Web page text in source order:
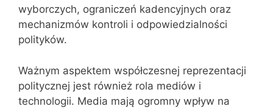
wyborczych, ograniczeń kadencyjnych oraz
mechanizmów kontroli i odpowiedzialności
polityków.
Ważnym aspektem współczesnej reprezentacji
politycznej jest również rola mediów i
technologii. Media mają ogromny wpływ na